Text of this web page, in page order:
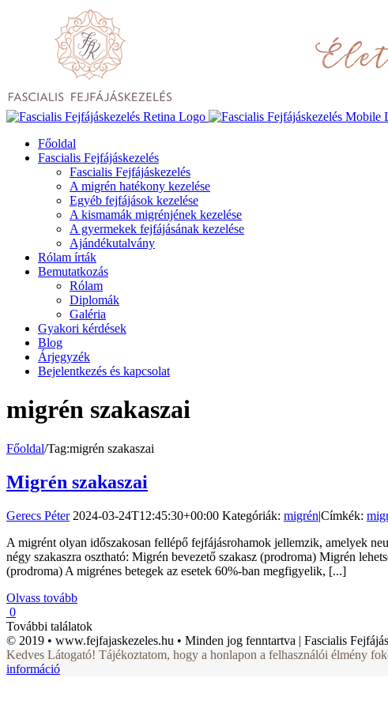
Főoldal
Fascialis Fejfájáskezelés
Fascialis Fejfájáskezelés
A migrén hatékony kezelése
Egyéb fejfájások kezelése
A kismamák migrénjének kezelése
A gyermekek fejfájásának kezelése
Ajándékutalvány
Rólam írták
Bemutatkozás
Rólam
Diplomák
Galéria
Gyakori kérdések
Blog
Árjegyzék
Bejelentkezés és kapcsolat
migrén szakaszai
Főoldal/Tag:migrén szakaszai
Migrén szakaszai
Gerecs Péter 2024-03-24T12:45:30+00:00 Kategóriák: migrén|Címkék:
A migrént olyan időszakosan fellépő fejfájásrohamok jellemzik, amelyek
négy szakaszra osztható: Migrén bevezető szakasz (prodroma) Migrén
(prodroma) A migrénes betegek az esetek 60%-ban megfigyelik, [...]
Olvass tovább
0
További találatok
© 2019 • www.fejfajaskezeles.hu • Minden jog fenntartva | Fascialis
Kedves Látogató! Tájékoztatom, hogy a honlapon a felhasználói élmény
információ